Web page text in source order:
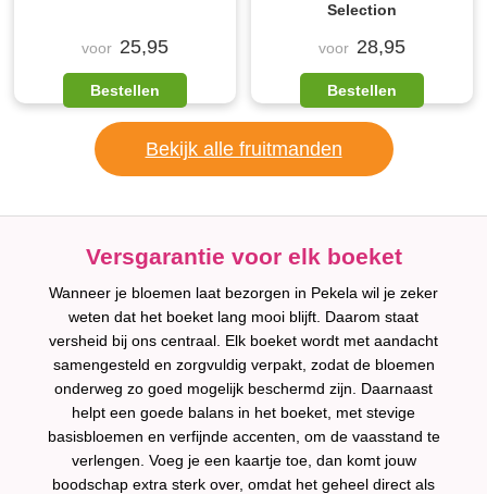
voor 25,95
Bestellen
Selection
voor 28,95
Bestellen
Bekijk alle fruitmanden
Versgarantie voor elk boeket
Wanneer je bloemen laat bezorgen in Pekela wil je zeker
weten dat het boeket lang mooi blijft. Daarom staat
versheid bij ons centraal. Elk boeket wordt met aandacht
samengesteld en zorgvuldig verpakt, zodat de bloemen
onderweg zo goed mogelijk beschermd zijn. Daarnaast
helpt een goede balans in het boeket, met stevige
basisbloemen en verfijnde accenten, om de vaasstand te
verlengen. Voeg je een kaartje toe, dan komt jouw
boodschap extra sterk over, omdat het geheel direct als